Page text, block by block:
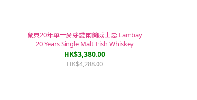
蘭貝20年單一麥芽愛爾蘭威士忌 Lambay
20 Years Single Malt Irish Whiskey
HK$3,380.00
HK$4,288.00